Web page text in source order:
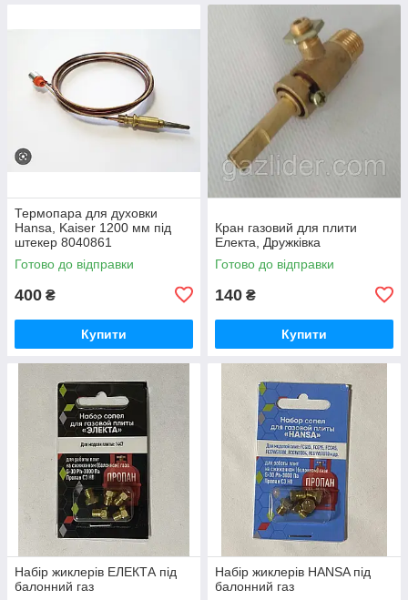
Термопара для духовки
Hansa, Kaiser 1200 мм під
штекер 8040861
Готово до відправки
400 ₴
Купити
Кран газовий для плити
Електа, Дружківка
Готово до відправки
140 ₴
Купити
Набір жиклерів ЕЛЕКТА під
балонний газ
Набір жиклерів HANSA під
балонний газ